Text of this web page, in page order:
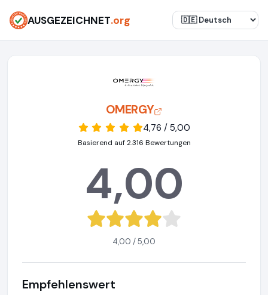
AUSGEZEICHNET.org
OMERGY
4,76 / 5,00
Basierend auf 2.316 Bewertungen
4,00
4,00 / 5,00
Empfehlenswert